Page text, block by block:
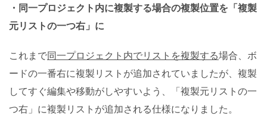
・同一プロジェクト内に複製する場合の複製位置を「複製
元リストの一つ右」に
これまで同一プロジェクト内でリストを複製する場合、ボ
ードの一番右に複製リストが追加されていましたが、複製
してすぐ編集や移動がしやすいよう、「複製元リストの一
つ右」に複製リストが追加される仕様になりました。